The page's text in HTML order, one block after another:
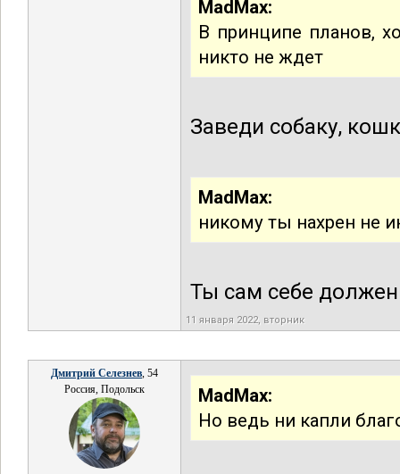
MadMax:
В принципе планов,
никто не ждет
Заведи собаку,
MadMax:
никому ты нахрен не
Ты сам себе
11 января 2022, вторник
Дмитрий Селезнев, 54
Россия, Подольск
MadMax:
Но ведь ни капли